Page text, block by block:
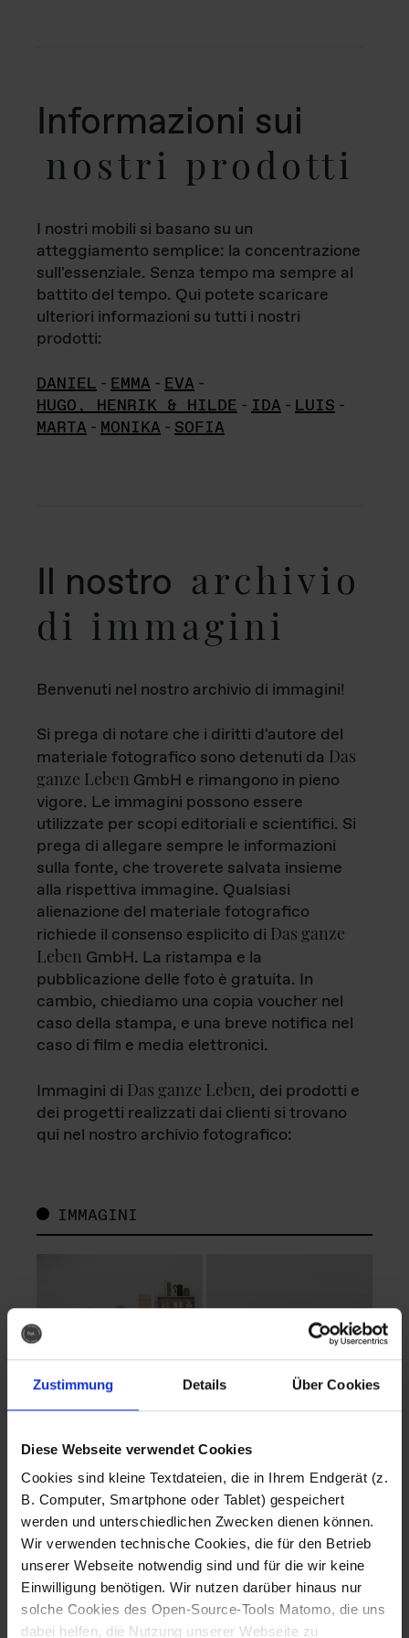
Zustimmung Details Über Cookies
Diese Webseite verwendet Cookies
Cookies sind kleine Textdateien, die in Ihrem Endgerät (z.
B. Computer, Smartphone oder Tablet) gespeichert
werden und unterschiedlichen Zwecken dienen können.
Wir verwenden technische Cookies, die für den Betrieb
unserer Webseite notwendig sind und für die wir keine
Einwilligung benötigen. Wir nutzen darüber hinaus nur
solche Cookies des Open-Source-Tools Matomo, die uns
dabei helfen, die Nutzung unserer Webseite zu
Informazioni sui
nostri prodotti
I nostri mobili si basano su un
atteggiamento semplice: la concentrazione
sull'essenziale. Senza tempo ma sempre al
battito del tempo. Qui potete scaricare
ulteriori informazioni su tutti i nostri
prodotti:
DANIEL - EMMA - EVA -
HUGO, HENRIK & HILDE - IDA - LUIS -
MARTA - MONIKA - SOFIA
Il nostro archivio
di immagini
Benvenuti nel nostro archivio di immagini!
Si prega di notare che i diritti d'autore del
materiale fotografico sono detenuti da Das
ganze Leben GmbH e rimangono in pieno
vigore. Le immagini possono essere
utilizzate per scopi editoriali e scientifici. Si
prega di allegare sempre le informazioni
sulla fonte, che troverete salvata insieme
alla rispettiva immagine. Qualsiasi
alienazione del materiale fotografico
richiede il consenso esplicito di Das ganze
Leben GmbH. La ristampa e la
pubblicazione delle foto è gratuita. In
cambio, chiediamo una copia voucher nel
caso della stampa, e una breve notifica nel
caso di film e media elettronici.
Immagini di Das ganze Leben, dei prodotti e
dei progetti realizzati dai clienti si trovano
qui nel nostro archivio fotografico:
IMMAGINI
Fotografo: Lorenz
Sternbach
Download
Fotografo: Lorenz
Sternbach
Download